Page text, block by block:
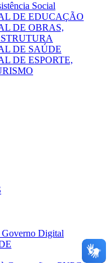
Social
DE EDUCAÇÃO
DE OBRAS,
DE SAÚDE
DE ESPORTE,
Governo Digital